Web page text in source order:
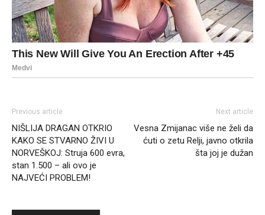
Previous article
NIŠLIJA DRAGAN OTKRIO
KAKO SE STVARNO ŽIVI U
NORVEŠKOJ: Struja 600 evra,
stan 1.500 – ali ovo je
NAJVEĆI PROBLEM!
Next article
Vesna Zmijanac više ne želi da
ćuti o zetu Relji, javno otkrila
šta joj je dužan